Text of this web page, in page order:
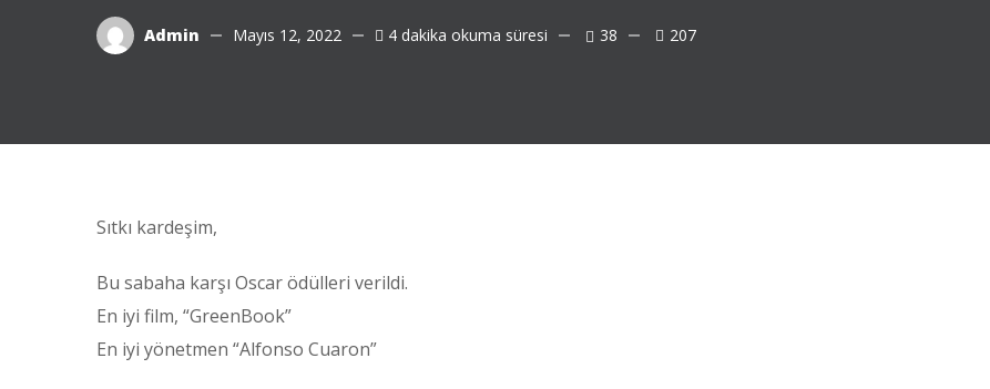
Admin Mayıs 12, 2022 4 dakika okuma süresi 38 207
Sıtkı kardeşim,
Bu sabaha karşı Oscar ödülleri verildi.
En iyi film, “GreenBook”
En iyi yönetmen “Alfonso Cuaron”